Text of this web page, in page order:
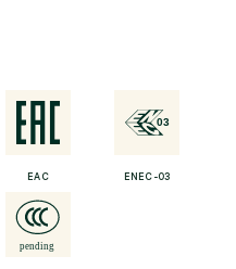
EAC ENEC-03